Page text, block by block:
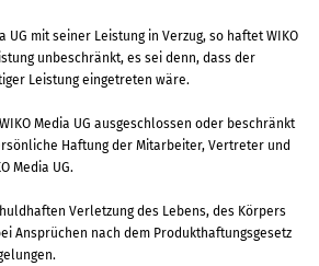
UG mit seiner Leistung in Verzug, so haftet WIKO
unbeschränkt, es sei denn, dass der
Leistung eingetreten wäre.
Media UG ausgeschlossen oder beschränkt
Haftung der Mitarbeiter, Vertreter und
Media UG.
Verletzung des Lebens, des Körpers
Ansprüchen nach dem Produkthaftungsgesetz